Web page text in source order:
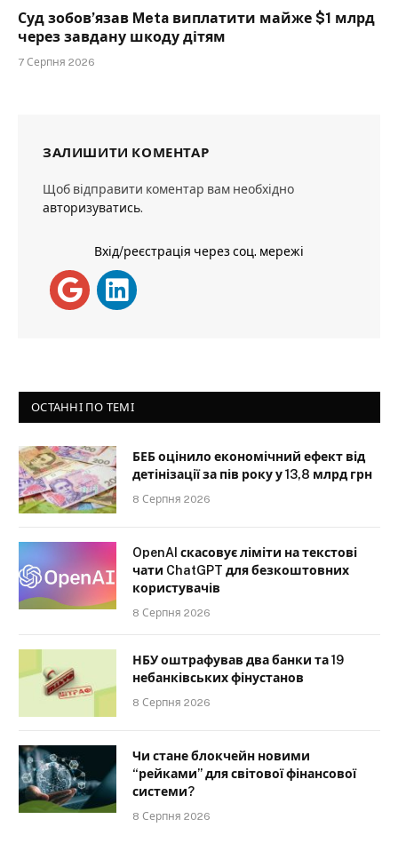
Суд зобов’язав Meta виплатити майже $1 млрд
через завдану шкоду дітям
7 Серпня 2026
ЗАЛИШИТИ КОМЕНТАР
Щоб відправити коментар вам необхідно
авторизуватись.
Вхід/реєстрація через соц. мережі
ОСТАННІ ПО ТЕМІ
БЕБ оцінило економічний ефект від
детінізації за пів року у 13,8 млрд грн
8 Серпня 2026
OpenAI скасовує ліміти на текстові
чати ChatGPT для безкоштовних
користувачів
8 Серпня 2026
НБУ оштрафував два банки та 19
небанківських фінустанов
8 Серпня 2026
Чи стане блокчейн новими
“рейками” для світової фінансової
системи?
8 Серпня 2026